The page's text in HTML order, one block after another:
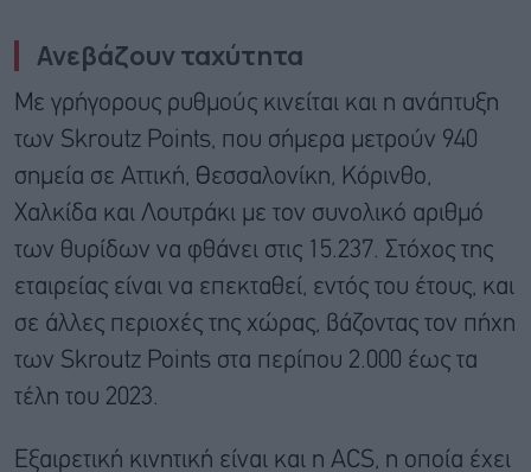
Ανεβάζουν ταχύτητα
Με γρήγορους ρυθμούς κινείται και η ανάπτυξη
των Skroutz Points, που σήμερα μετρούν 940
σημεία σε Αττική, Θεσσαλονίκη, Κόρινθο,
Χαλκίδα και Λουτράκι με τον συνολικό αριθμό
των θυρίδων να φθάνει στις 15.237. Στόχος της
εταιρείας είναι να επεκταθεί, εντός του έτους, και
σε άλλες περιοχές της χώρας, βάζοντας τον πήχη
των Skroutz Points στα περίπου 2.000 έως τα
τέλη του 2023.
Εξαιρετική κινητική είναι και η ACS, η οποία έχει